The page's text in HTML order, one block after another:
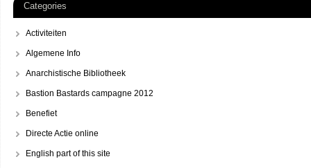
Categories
Activiteiten
Algemene Info
Anarchistische Bibliotheek
Bastion Bastards campagne 2012
Benefiet
Directe Actie online
English part of this site